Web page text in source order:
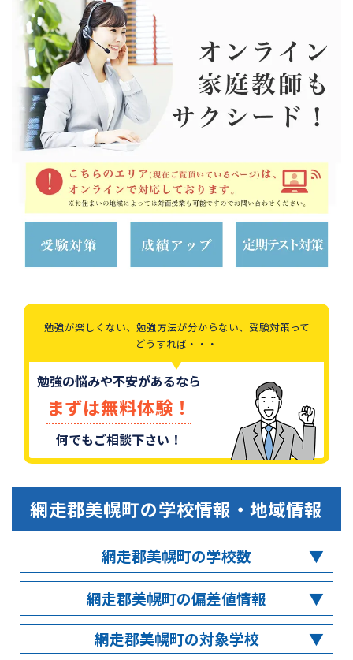
勉強が楽しくない、勉強方法が分からない、受験対策って
どうすれば・・・
勉強の悩みや不安があるなら
まずは無料体験！
何でもご相談下さい！
網走郡美幌町の学校情報・地域情報
網走郡美幌町の学校数
網走郡美幌町の偏差値情報
網走郡美幌町の対象学校